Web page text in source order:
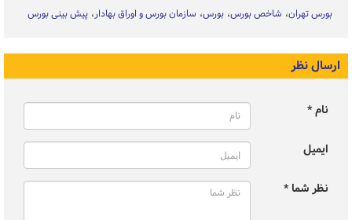
بورس تهران شاخص بورس بورس سازمان بورس و اوراق بهادار پیش بینی بورس
ارسال نظر
نام *
ایمیل
نظر شما *